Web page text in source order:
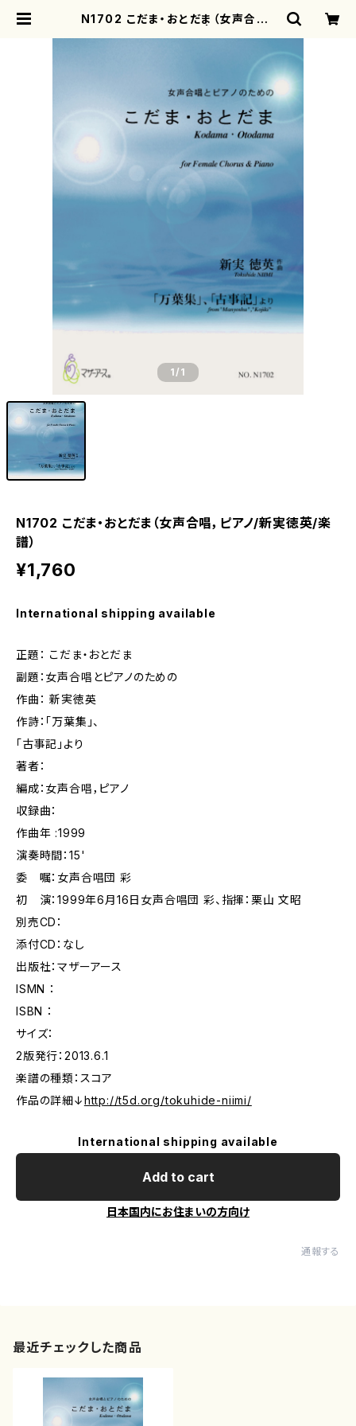
N1702 こだま・おとだま（女声合唱，
1/1
N1702 こだま・おとだま（女声合唱，ピアノ/新実徳英/楽
譜）
¥1,760
International shipping available
正題： こだま・おとだま
副題：女声合唱とピアノのための
作曲： 新実徳英
作詩：「万葉集」、
「古事記」より
著者：
編成：女声合唱，ピアノ
収録曲：
作曲年 :1999
演奏時間：15'
委 嘱：女声合唱団 彩
初 演：1999年6月16日女声合唱団 彩、指揮：栗山 文昭
別売CD：
添付CD：なし
出版社：マザーアース
ISMN ：
ISBN ：
サイズ：
2版発行：2013.6.1
楽譜の種類：スコア
作品の詳細↓http://t5d.org/tokuhide-niimi/
International shipping available
Add to cart
日本国内にお住まいの方向け
通報する
最近チェックした商品